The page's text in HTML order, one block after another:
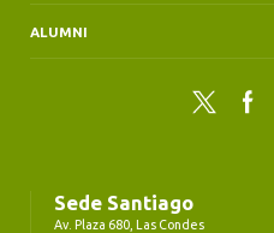
ALUMNI
Twitter
Sede Santiago
Av. Plaza 680, Las Condes